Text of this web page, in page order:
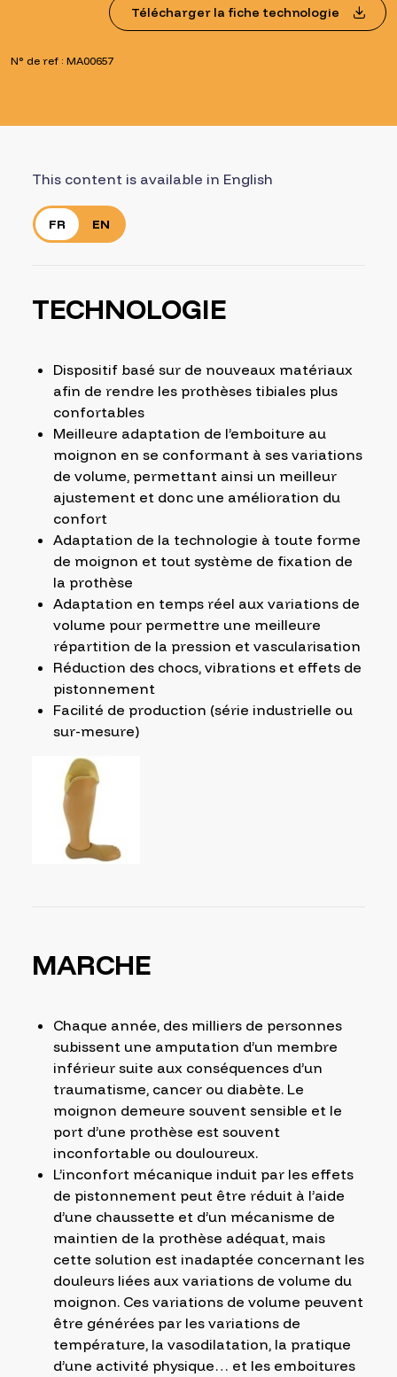
Télécharger la fiche technologie
N° de ref : MA00657
This content is available in English
FR EN
TECHNOLOGIE
Dispositif basé sur de nouveaux matériaux
afin de rendre les prothèses tibiales plus
confortables
Meilleure adaptation de l’emboiture au
moignon en se conformant à ses variations
de volume, permettant ainsi un meilleur
ajustement et donc une amélioration du
confort
Adaptation de la technologie à toute forme
de moignon et tout système de fixation de
la prothèse
Adaptation en temps réel aux variations de
volume pour permettre une meilleure
répartition de la pression et vascularisation
Réduction des chocs, vibrations et effets de
pistonnement
Facilité de production (série industrielle ou
sur-mesure)
MARCHE
Chaque année, des milliers de personnes
subissent une amputation d’un membre
inférieur suite aux conséquences d’un
traumatisme, cancer ou diabète. Le
moignon demeure souvent sensible et le
port d’une prothèse est souvent
inconfortable ou douloureux.
L’inconfort mécanique induit par les effets
de pistonnement peut être réduit à l’aide
d’une chaussette et d’un mécanisme de
maintien de la prothèse adéquat, mais
cette solution est inadaptée concernant les
douleurs liées aux variations de volume du
moignon. Ces variations de volume peuvent
être générées par les variations de
température, la vasodilatation, la pratique
d’une activité physique… et les emboitures